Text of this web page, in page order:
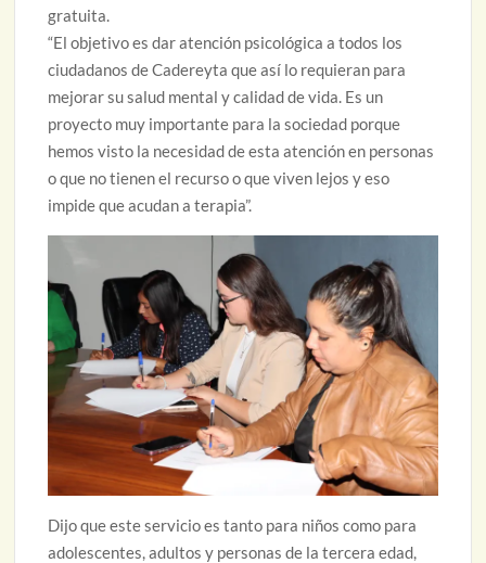
gratuita.
“El objetivo es dar atención psicológica a todos los
ciudadanos de Cadereyta que así lo requieran para
mejorar su salud mental y calidad de vida. Es un
proyecto muy importante para la sociedad porque
hemos visto la necesidad de esta atención en personas
o que no tienen el recurso o que viven lejos y eso
impide que acudan a terapia”.
Dijo que este servicio es tanto para niños como para
adolescentes, adultos y personas de la tercera edad,